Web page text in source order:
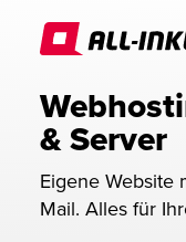
& Server
Eigene Website
Mail. Alles für